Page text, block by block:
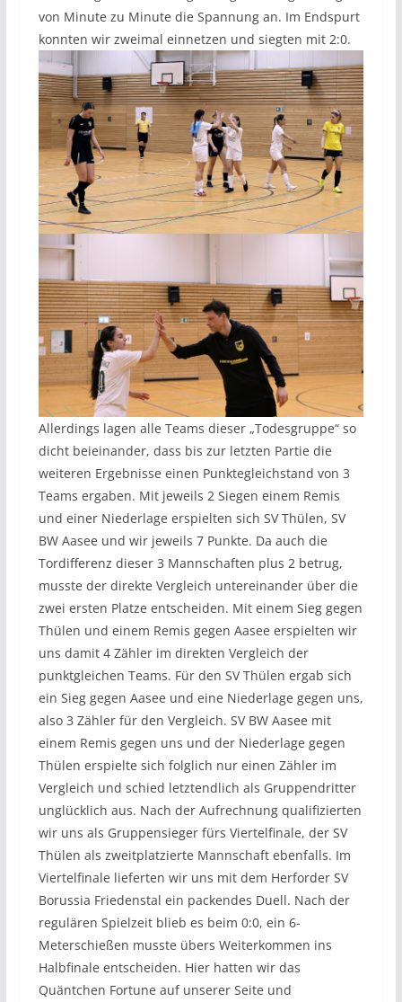
von Minute zu Minute die Spannung an. Im Endspurt
konnten wir zweimal einnetzen und siegten mit 2:0.
Allerdings lagen alle Teams dieser „Todesgruppe“ so
dicht beieinander, dass bis zur letzten Partie die
weiteren Ergebnisse einen Punktegleichstand von 3
Teams ergaben. Mit jeweils 2 Siegen einem Remis
und einer Niederlage erspielten sich SV Thülen, SV
BW Aasee und wir jeweils 7 Punkte. Da auch die
Tordifferenz dieser 3 Mannschaften plus 2 betrug,
musste der direkte Vergleich untereinander über die
zwei ersten Platze entscheiden. Mit einem Sieg gegen
Thülen und einem Remis gegen Aasee erspielten wir
uns damit 4 Zähler im direkten Vergleich der
punktgleichen Teams. Für den SV Thülen ergab sich
ein Sieg gegen Aasee und eine Niederlage gegen uns,
also 3 Zähler für den Vergleich. SV BW Aasee mit
einem Remis gegen uns und der Niederlage gegen
Thülen erspielte sich folglich nur einen Zähler im
Vergleich und schied letztendlich als Gruppendritter
unglücklich aus. Nach der Aufrechnung qualifizierten
wir uns als Gruppensieger fürs Viertelfinale, der SV
Thülen als zweitplatzierte Mannschaft ebenfalls. Im
Viertelfinale lieferten wir uns mit dem Herforder SV
Borussia Friedenstal ein packendes Duell. Nach der
regulären Spielzeit blieb es beim 0:0, ein 6-
Meterschießen musste übers Weiterkommen ins
Halbfinale entscheiden. Hier hatten wir das
Quäntchen Fortune auf unserer Seite und